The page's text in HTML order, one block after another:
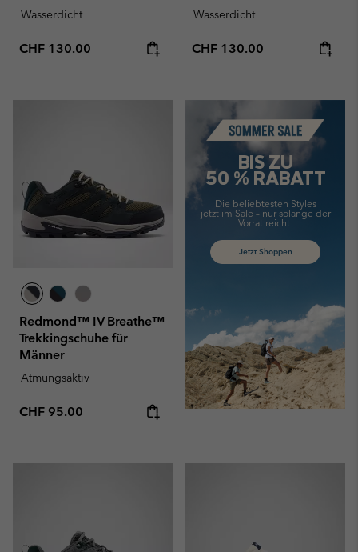
Wasserdicht
Regular price:
CHF 130.00
Wasserdicht
Regular price:
CHF 130.00
Redmond™ IV Breathe™
Trekkingschuhe für
Männer
Atmungsaktiv
Regular price:
CHF 95.00
Summer Sale
BIS ZU
50 % RABATT
Die beliebtesten Styles
jetzt im Sale – nur solange der
Vorrat reicht.
Jetzt Shoppen